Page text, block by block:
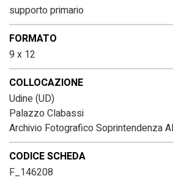
supporto primario
FORMATO
9 x 12
COLLOCAZIONE
Udine (UD)
Palazzo Clabassi
Archivio Fotografico Soprintendenza
CODICE SCHEDA
F_146208